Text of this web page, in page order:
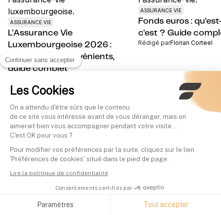
Continuer sans accepter
Les Cookies
On a attendu d'être sûrs que le contenu
de ce site vous intéresse avant de vous déranger, mais on
aimerait bien vous accompagner pendant votre visite...
C'est OK pour vous ?
Pour modifier vos préférences par la suite, cliquez sur le lien
'Préférences de cookies' situé dans le pied de page.
Lire la politique de confidentialité
Consentements certifiés par
Paramètres Tout accepter
ASSURANCE VIE
L'Assurance Vie
Luxembourgeoise 2026 :
avantages, inconvénients,
guide complet
ASSURANCE VIE
Fonds euros :
c'est ? Guide
Rédigé parFlorian Corteel